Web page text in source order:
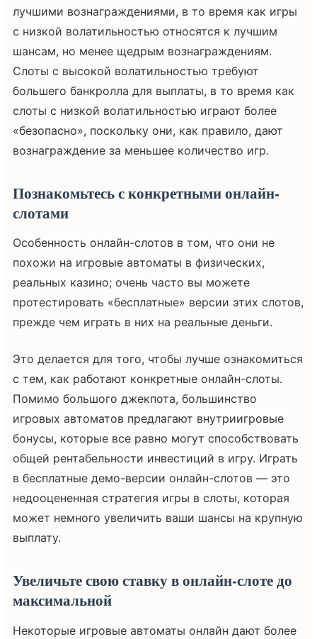
лучшими вознаграждениями, в то время как игры
с низкой волатильностью относятся к лучшим
шансам, но менее щедрым вознаграждениям.
Слоты с высокой волатильностью требуют
большего банкролла для выплаты, в то время как
слоты с низкой волатильностью играют более
«безопасно», поскольку они, как правило, дают
вознаграждение за меньшее количество игр.
Познакомьтесь с конкретными онлайн-
слотами
Особенность онлайн-слотов в том, что они не
похожи на игровые автоматы в физических,
реальных казино; очень часто вы можете
протестировать «бесплатные» версии этих слотов,
прежде чем играть в них на реальные деньги.
Это делается для того, чтобы лучше ознакомиться
с тем, как работают конкретные онлайн-слоты.
Помимо большого джекпота, большинство
игровых автоматов предлагают внутриигровые
бонусы, которые все равно могут способствовать
общей рентабельности инвестиций в игру. Играть
в бесплатные демо-версии онлайн-слотов — это
недооцененная стратегия игры в слоты, которая
может немного увеличить ваши шансы на крупную
выплату.
Увеличьте свою ставку в онлайн-слоте до
максимальной
Некоторые игровые автоматы онлайн дают более